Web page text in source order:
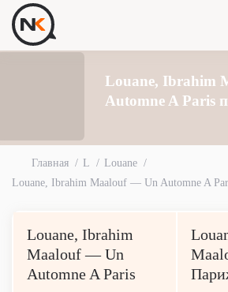
Louane, Ibrahim
Automne A Paris
Главная L
Louane
Louane, Ibrahim Maalouf — Un Automne A
Louane, Ibrahim
Maalouf — Un
Automne A Paris